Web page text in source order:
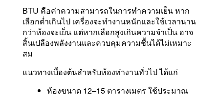
BTU คือค่าความสามารถในการทำความเย็น หาก
เลือกต่ำเกินไป เครื่องจะทำงานหนักและใช้เวลานาน
กว่าห้องจะเย็น แต่หากเลือกสูงเกินความจำเป็น อาจ
สิ้นเปลืองพลังงานและควบคุมความชื้นได้ไม่เหมาะ
สม
แนวทางเบื้องต้นสำหรับห้องทำงานทั่วไป ได้แก่
ห้องขนาด 12–15 ตารางเมตร ใช้ประมาณ